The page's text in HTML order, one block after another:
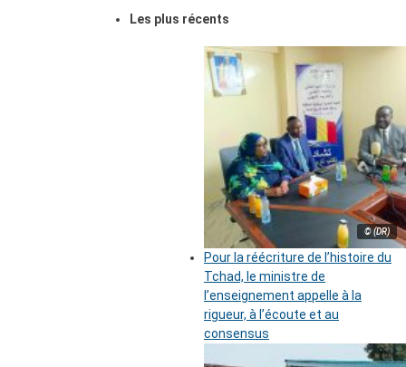
Les plus récents
© (DR)
Pour la réécriture de l’histoire du
Tchad, le ministre de
l’enseignement appelle à la
rigueur, à l’écoute et au
consensus